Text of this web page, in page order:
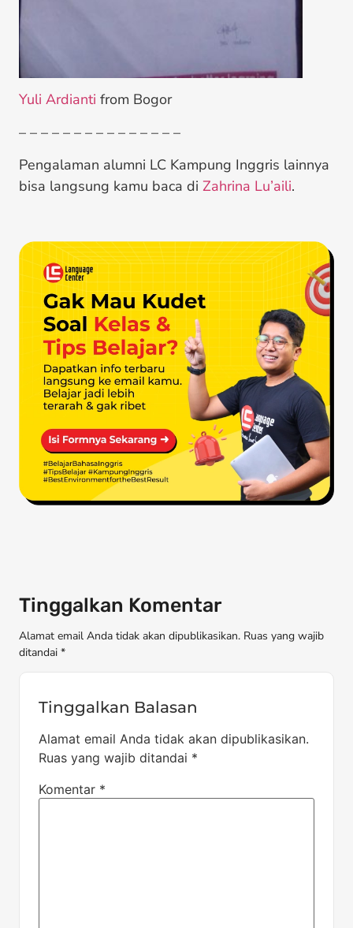
Yuli Ardianti from Bogor
– – – – – – – – – – – – – – –
Pengalaman alumni LC Kampung Inggris lainnya
bisa langsung kamu baca di Zahrina Lu’aili.
Tinggalkan Komentar
Alamat email Anda tidak akan dipublikasikan. Ruas yang wajib
ditandai *
Tinggalkan Balasan
Alamat email Anda tidak akan dipublikasikan.
Ruas yang wajib ditandai *
Komentar *